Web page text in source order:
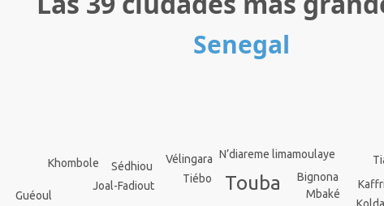
Senegal
Touba
Tiébo
Mbaké
Joal-Fadiout
N’diareme limamoulaye
Bignona
Vélingara
Sédhiou
Khombole
Guéoul